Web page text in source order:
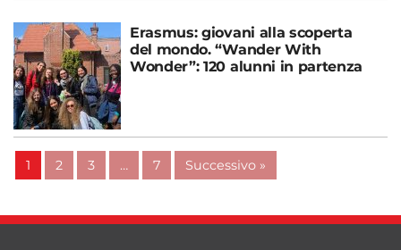
Erasmus: giovani alla scoperta
del mondo. “Wander With
Wonder”: 120 alunni in partenza
1 2 3 … 7 Successivo »